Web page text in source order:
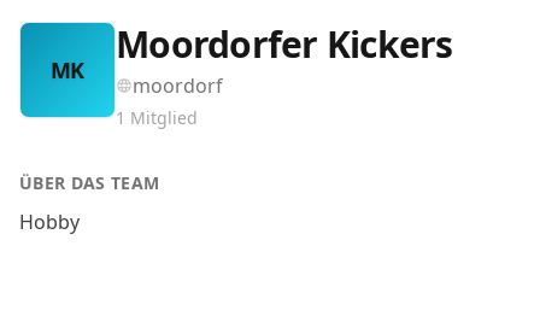
MK
Moordorfer Kickers
moordorf
1 Mitglied
ÜBER DAS TEAM
Hobby